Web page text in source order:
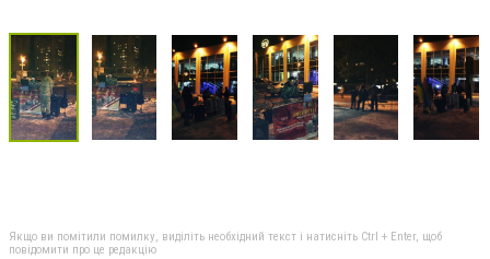
Якщо ви помітили помилку, виділіть необхідний текст і натисніть Ctrl + Enter, щоб
повідомити про це редакцію